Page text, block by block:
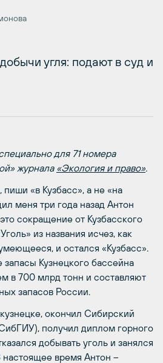
угля: подают в суд и
для 71 номера
журнала «Экология и право».
пиши «в Кузбасс», а не «на
меня три года назад Антон
сокращение от Кузбасского
из названия исчез, как
и остался «Кузбасс».
Кузнецкого бассейна
в 700 млрд тонн и составляют
запасов России.
окончил Сибирский
получил диплом горного
добывать уголь и занялся
настоящее время Антон –